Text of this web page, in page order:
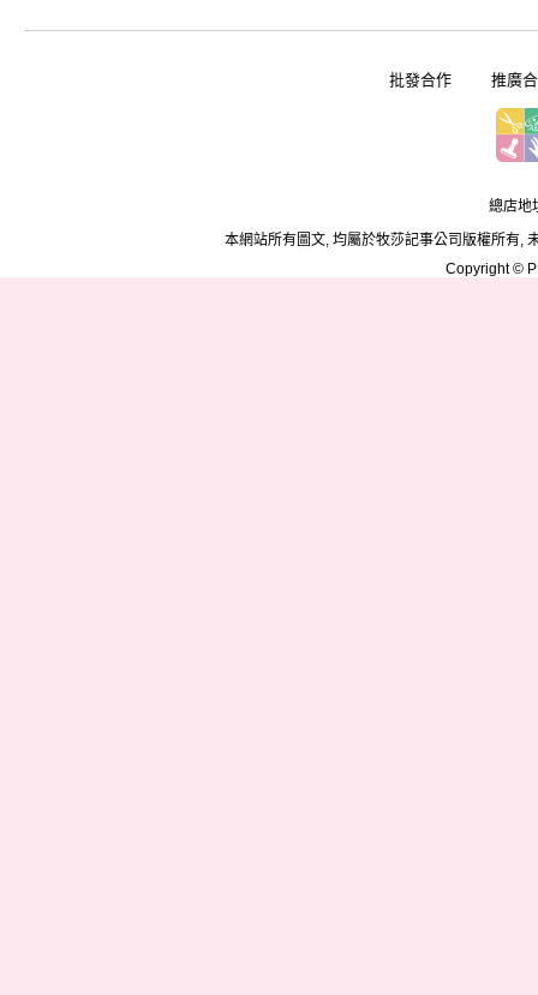
批發合作 推廣
總店地
本網站所有圖文, 均屬於牧莎記事公司版權所有,
Copyright ©